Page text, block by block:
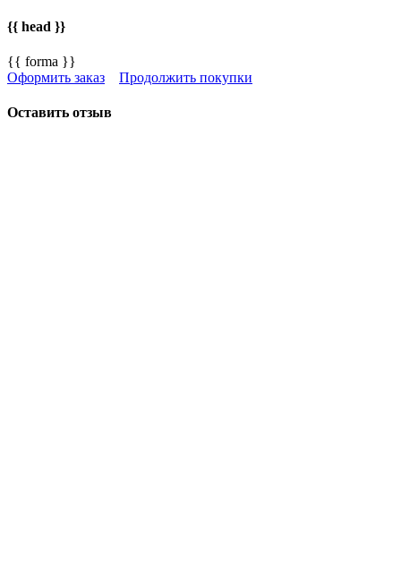
{{ head }}
{{ forma }}
Оформить заказ
Продолжить покупки
Оставить отзыв